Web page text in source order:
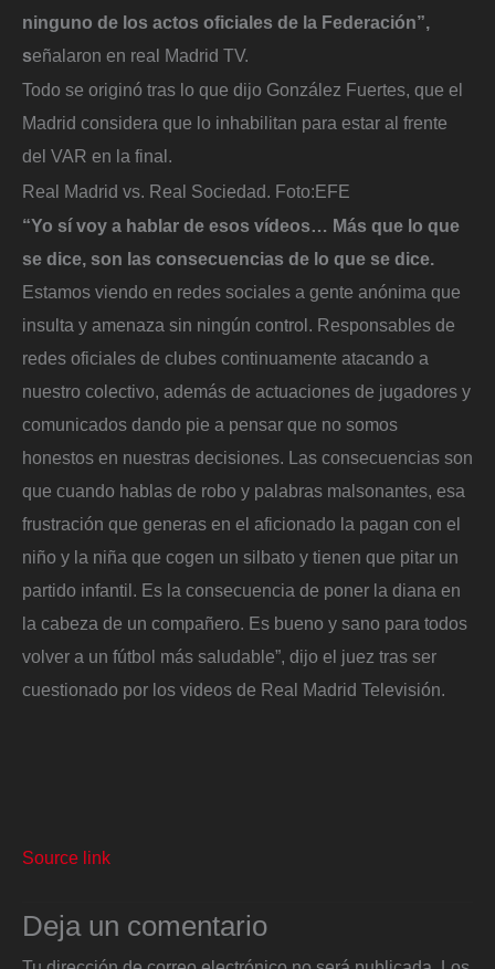
ninguno de los actos oficiales de la Federación”,
señalaron en real Madrid TV.
Todo se originó tras lo que dijo González Fuertes, que el
Madrid considera que lo inhabilitan para estar al frente
del VAR en la final.
Real Madrid vs. Real Sociedad. Foto:EFE
“Yo sí voy a hablar de esos vídeos… Más que lo que
se dice, son las consecuencias de lo que se dice.
Estamos viendo en redes sociales a gente anónima que
insulta y amenaza sin ningún control. Responsables de
redes oficiales de clubes continuamente atacando a
nuestro colectivo, además de actuaciones de jugadores y
comunicados dando pie a pensar que no somos
honestos en nuestras decisiones. Las consecuencias son
que cuando hablas de robo y palabras malsonantes, esa
frustración que generas en el aficionado la pagan con el
niño y la niña que cogen un silbato y tienen que pitar un
partido infantil. Es la consecuencia de poner la diana en
la cabeza de un compañero. Es bueno y sano para todos
volver a un fútbol más saludable”, dijo el juez tras ser
cuestionado por los videos de Real Madrid Televisión.
Source link
Deja un comentario